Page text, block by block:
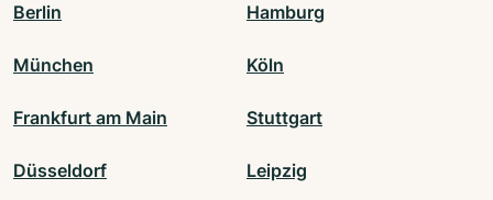
Berlin Hamburg
München Köln
Frankfurt am Main Stuttgart
Düsseldorf Leipzig